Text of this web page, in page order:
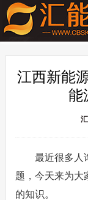
江西新能
能
最近很多人
题，今天来为大
的知识。